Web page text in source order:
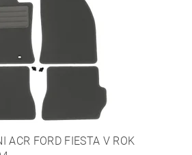
ACR FORD FIESTA V ROK